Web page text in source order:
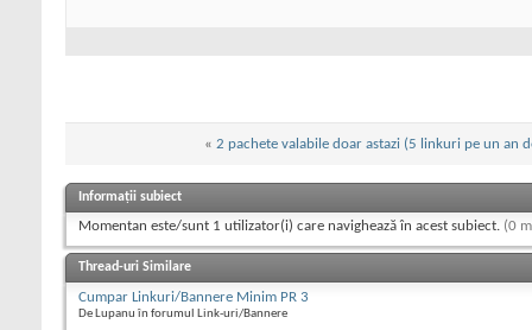
« 2 pachete valabile doar astazi (5 linkuri pe un an
Informații subiect
Momentan este/sunt 1 utilizator(i) care navighează în acest subiect. (0
Thread-uri Similare
Cumpar Linkuri/Bannere Minim PR 3
De Lupanu în forumul Link-uri/Bannere